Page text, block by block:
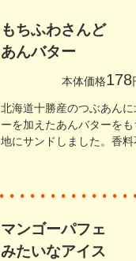
もちふわさんど
あんバター
本体価格178
北海道十勝産のつぶあん
ーを加えたあんバターを
地にサンドしました。香料
マンゴーパフェ
みたいなアイス